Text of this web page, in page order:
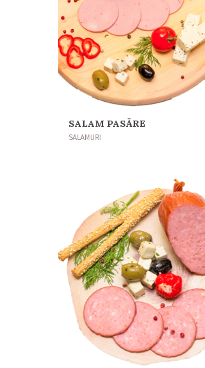
SALAM PASĂRE
SALAMURI